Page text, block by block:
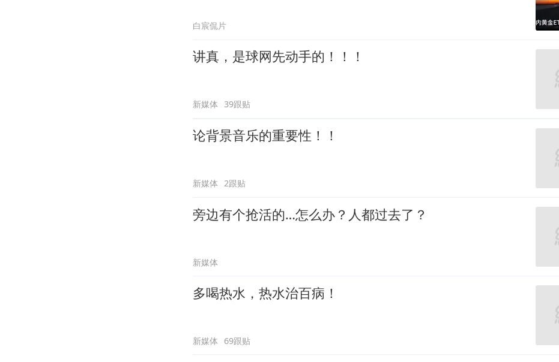
白宸侃片
讲真，是球网先动手的！！！
新媒体 39跟贴
论背景音乐的重要性！！
新媒体 2跟贴
旁边有个抢活的…怎么办？人都过去了？
新媒体
多喝热水，热水治百病！
新媒体 69跟贴